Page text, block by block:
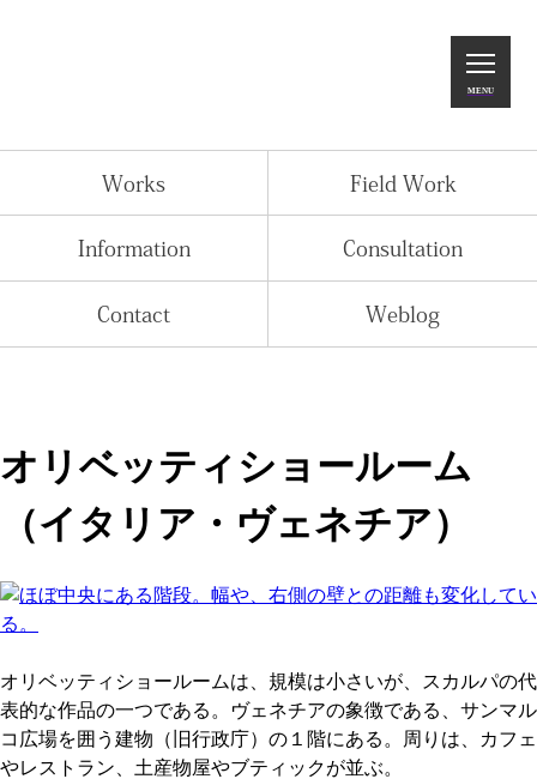
Works Field Work
Information Consultation
Contact Weblog
MENU
Field Work
Information
Consultation
Weblog
オリベッティショールーム
（イタリア・ヴェネチア）
オリベッティショールームは、規模は小さいが、スカルパの代
表的な作品の一つである。ヴェネチアの象徴である、サンマル
コ広場を囲う建物（旧行政庁）の１階にある。周りは、カフェ
やレストラン、土産物屋やブティックが並ぶ。